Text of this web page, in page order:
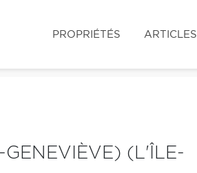
PROPRIÉTÉS ARTICLES
(L'ÎLE-